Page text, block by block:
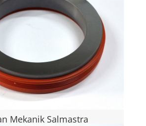
Mekanik Salmastra